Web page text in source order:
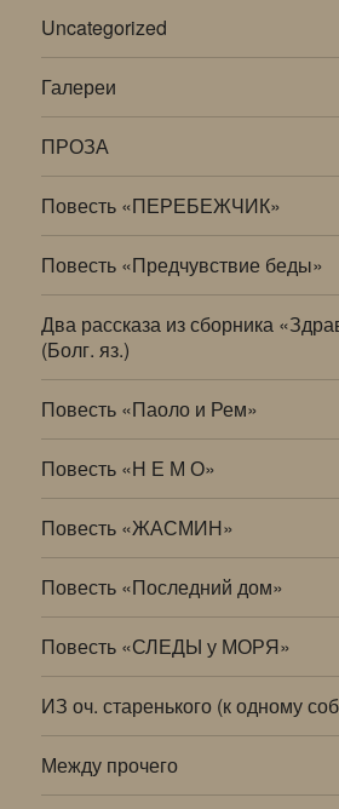
Uncategorized
Галереи
ПРОЗА
Повесть «ПЕРЕБЕЖЧИК»
Повесть «Предчувствие беды»
Два рассказа из сборника
(Болг. яз.)
Повесть «Паоло и Рем»
Повесть «Н Е М О»
Повесть «ЖАСМИН»
Повесть «Последний дом»
Повесть «СЛЕДЫ у МОРЯ»
ИЗ оч. старенького (к одному
Между прочего